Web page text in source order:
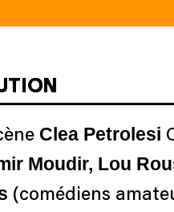
Clea Petrolesi
Moudir, Lou
(comédiens